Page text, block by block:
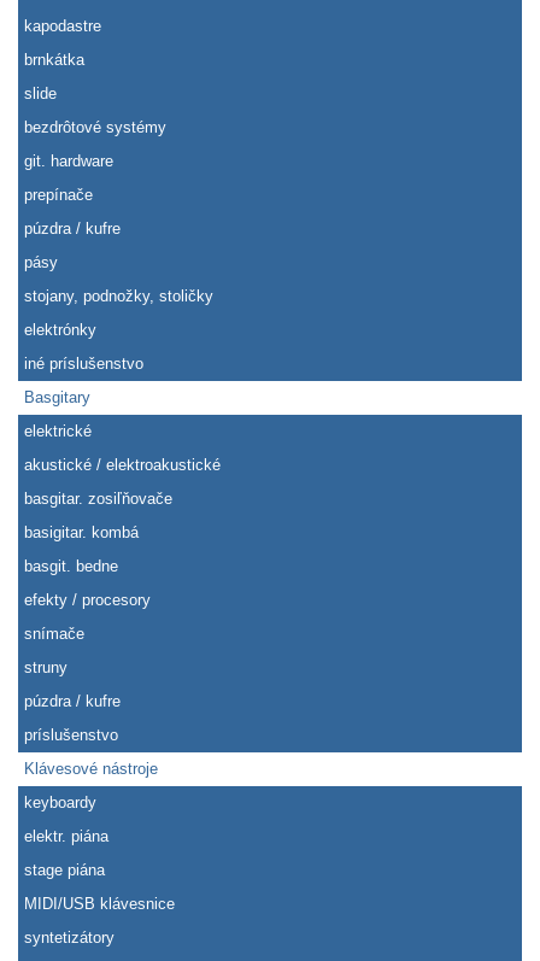
kapodastre
brnkátka
slide
bezdrôtové systémy
git. hardware
prepínače
púzdra / kufre
pásy
stojany, podnožky, stoličky
elektrónky
iné príslušenstvo
Basgitary
elektrické
akustické / elektroakustické
basgitar. zosiľňovače
basigitar. kombá
basgit. bedne
efekty / procesory
snímače
struny
púzdra / kufre
príslušenstvo
Klávesové nástroje
keyboardy
elektr. piána
stage piána
MIDI/USB klávesnice
syntetizátory